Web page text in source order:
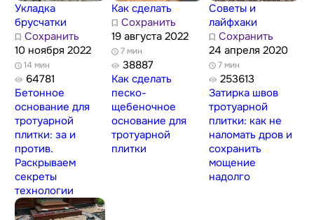
Укладка
брусчатки
Сохранить
10 ноября 2022
14 мин
64781
Бетонное
основание для
тротуарной
плитки: за и
против.
Раскрываем
секреты
технологии
Как сделать
Сохранить
19 августа 2022
7 мин
38887
Как сделать
песко-
щебеночное
основание для
тротуарной
плитки
Советы и
лайфхаки
Сохранить
24 апреля 2020
7 мин
253613
Затирка швов
тротуарной
плитки: как не
наломать дров и
сохранить
мощение
надолго